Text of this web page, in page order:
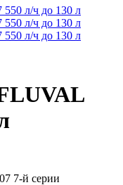
7-й серии